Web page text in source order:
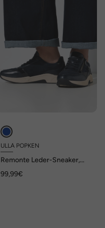
ULLA POPKEN
Remonte Leder-Sneaker,
Wechselfußbett, Weite H
99,99€